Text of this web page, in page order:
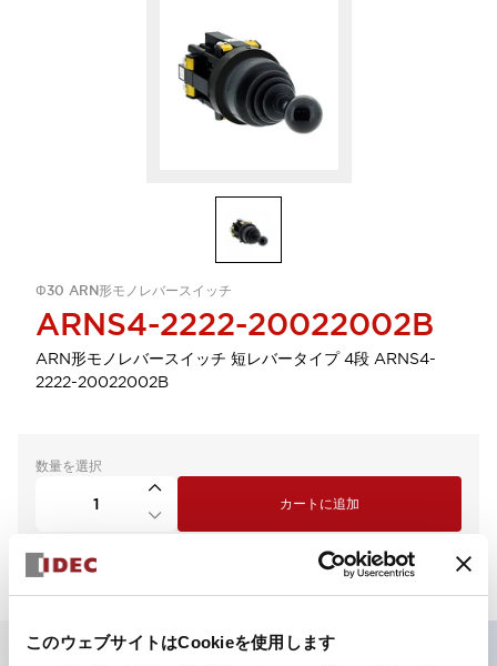
このウェブサイトはCookieを使用します
Φ30 ARN形モノレバースイッチ
ARNS4-2222-20022002B
ARN形モノレバースイッチ 短レバータイプ 4段 ARNS4-
2222-20022002B
数量を選択
カートに追加